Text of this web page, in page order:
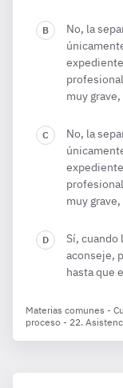
No, la
muy
No, la
muy
Sí, cuando
aconseje,
hasta que
Materias comunes -
proceso - 22.